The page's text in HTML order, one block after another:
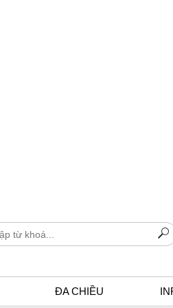
ĐA CHIỀU